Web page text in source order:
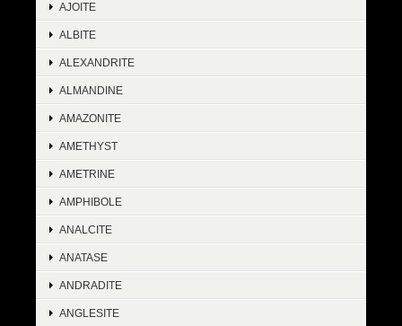
AJOITE
ALBITE
ALEXANDRITE
ALMANDINE
AMAZONITE
AMETHYST
AMETRINE
AMPHIBOLE
ANALCITE
ANATASE
ANDRADITE
ANGLESITE